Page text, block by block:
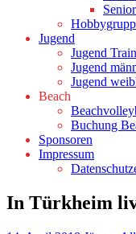
Jugend
Jugend
Jugend
Jugend
Beach
Buchung
Sponsoren
Impressum
In Türkheim